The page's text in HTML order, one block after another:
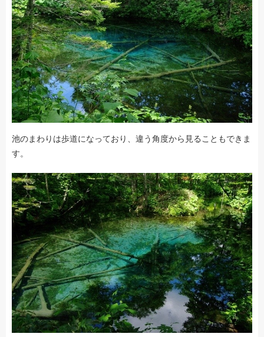
池のまわりは歩道になっており、違う角度から見ることもできま
す。